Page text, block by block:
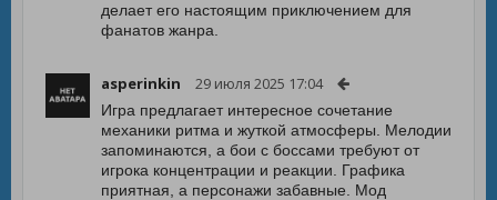
делает его настоящим приключением для
фанатов жанра.
asperinkin 29 июля 2025 17:04
Игра предлагает интересное сочетание
механики ритма и жуткой атмосферы. Мелодии
запоминаются, а бои с боссами требуют от
игрока концентрации и реакции. Графика
приятная, а персонажи забавные. Мод